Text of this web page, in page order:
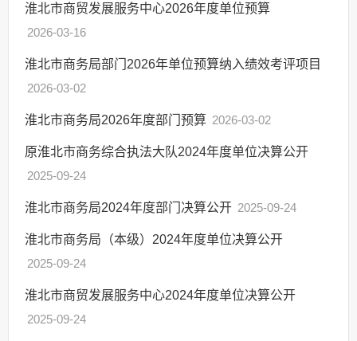
淮北市商贸发展服务中心2026年度单位预算
2026-03-16
淮北市商务局部门2026年单位预算纳入绩效考评项目
2026-03-02
淮北市商务局2026年度部门预算 2026-03-02
原淮北市商务综合执法大队2024年度单位决算公开
2025-09-24
淮北市商务局2024年度部门决算公开 2025-09-24
淮北市商务局（本级）2024年度单位决算公开
2025-09-24
淮北市商贸发展服务中心2024年度单位决算公开
2025-09-24